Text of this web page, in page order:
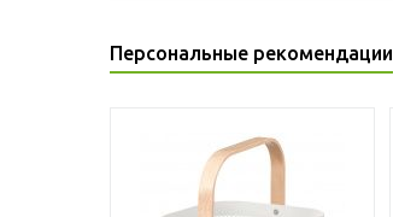
Персональные рекомендации